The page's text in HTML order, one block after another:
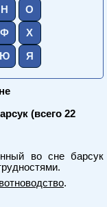
Н О
Ф Х
Ю Я
(всего 22
во сне барсук
.